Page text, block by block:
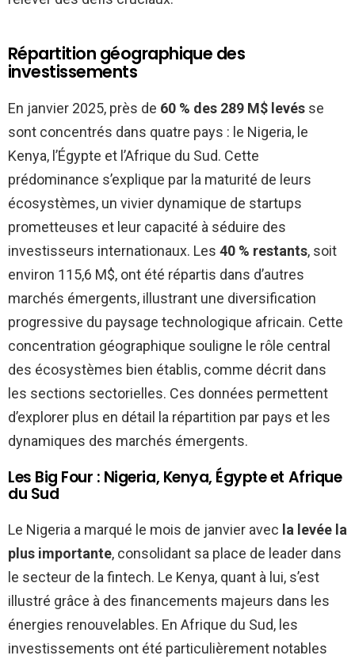
Répartition géographique des
investissements
En janvier 2025, près de 60 % des 289 M$ levés se
sont concentrés dans quatre pays : le Nigeria, le
Kenya, l’Égypte et l’Afrique du Sud. Cette
prédominance s’explique par la maturité de leurs
écosystèmes, un vivier dynamique de startups
prometteuses et leur capacité à séduire des
investisseurs internationaux. Les 40 % restants, soit
environ 115,6 M$, ont été répartis dans d’autres
marchés émergents, illustrant une diversification
progressive du paysage technologique africain. Cette
concentration géographique souligne le rôle central
des écosystèmes bien établis, comme décrit dans
les sections sectorielles. Ces données permettent
d’explorer plus en détail la répartition par pays et les
dynamiques des marchés émergents.
Les Big Four : Nigeria, Kenya, Égypte et Afrique
du Sud
Le Nigeria a marqué le mois de janvier avec la levée la
plus importante, consolidant sa place de leader dans
le secteur de la fintech. Le Kenya, quant à lui, s’est
illustré grâce à des financements majeurs dans les
énergies renouvelables. En Afrique du Sud, les
investissements ont été particulièrement notables